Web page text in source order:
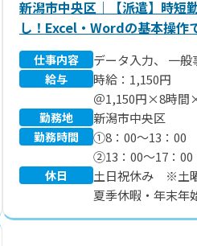
新潟市中央区｜【派遣】時短
し！Excel・Wordの基本操作
仕事内容 データ入力、 一般
給与
時給：1,150円
＠1,150円×8時間
※別途 残業代、交
勤務地 新潟市中央区
勤務時間
①8：00～13：00
②13：00～17：00
休日
土日祝休み ※土
夏季休暇・年末年
年間休日110日